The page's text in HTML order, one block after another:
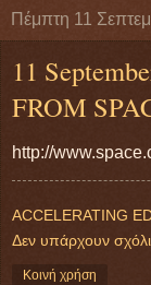
Πέμπτη 11
11
FROM
http://
ACCELERATING
Δεν υπάρχουν
Κοινή χρήση